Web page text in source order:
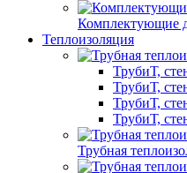
Комплектующие
Теплоизоляция
ТрубиТ,
ТрубиТ,
ТрубиТ,
ТрубиТ,
Трубная